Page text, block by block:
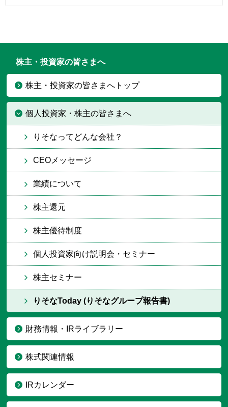
株主・投資家の皆さまへ
株主・投資家の皆さまへトップ
個人投資家・株主の皆さまへ
りそなってどんな会社？
CEOメッセージ
業績について
株主還元
株主優待制度
個人投資家向け説明会・セミナー
株主セミナー
りそなToday (りそなグループ報告書)
財務情報・IRライブラリー
株式関連情報
IRカレンダー